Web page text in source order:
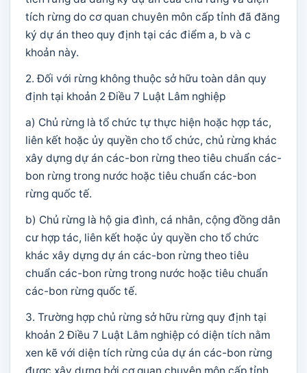
tích rừng do cơ quan chuyên môn cấp tỉnh đã đăng
ký dự án theo quy định tại các điểm a, b và c
khoản này.
2. Đối với rừng không thuộc sở hữu toàn dân quy
định tại khoản 2 Điều 7 Luật Lâm nghiệp
a) Chủ rừng là tổ chức tự thực hiện hoặc hợp tác,
liên kết hoặc ủy quyền cho tổ chức, chủ rừng khác
xây dựng dự án các-bon rừng theo tiêu chuẩn các-
bon rừng trong nước hoặc tiêu chuẩn các-bon
rừng quốc tế.
b) Chủ rừng là hộ gia đình, cá nhân, cộng đồng dân
cư hợp tác, liên kết hoặc ủy quyền cho tổ chức
khác xây dựng dự án các-bon rừng theo tiêu
chuẩn các-bon rừng trong nước hoặc tiêu chuẩn
các-bon rừng quốc tế.
3. Trường hợp chủ rừng sở hữu rừng quy định tại
khoản 2 Điều 7 Luật Lâm nghiệp có diện tích nằm
xen kẽ với diện tích rừng của dự án các-bon rừng